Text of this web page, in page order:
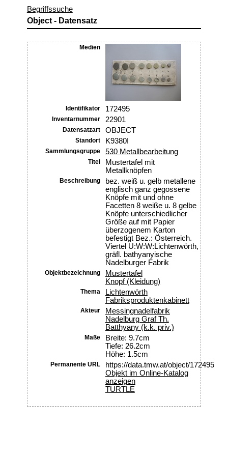
Begriffssuche
Object - Datensatz
Medien
Identifikator 172495
Inventarnummer 22901
Datensatzart OBJECT
Standort K9380I
Sammlungsgruppe 530 Metallbearbeitung
Titel
Mustertafel mit
Metallknöpfen
Beschreibung
bez. weiß u. gelb metallene
englisch ganz gegossene
Knöpfe mit und ohne
Facetten 8 weiße u. 8 gelbe
Knöpfe unterschiedlicher
Größe auf mit Papier
überzogenem Karton
befestigt Bez.: Österreich.
Viertel U:W:W:Lichtenwörth,
gräfl. bathyanyische
Nadelburger Fabrik
Objektbezeichnung
Mustertafel
Knopf (Kleidung)
Thema
Lichtenwörth
Fabriksproduktenkabinett
Akteur
Messingnadelfabrik
Nadelburg Graf Th.
Batthyany (k.k. priv.)
Maße
Breite: 9.7cm
Tiefe: 26.2cm
Höhe: 1.5cm
Permanente URL
https://data.tmw.at/object/172495
Objekt im Online-Katalog
anzeigen
TURTLE